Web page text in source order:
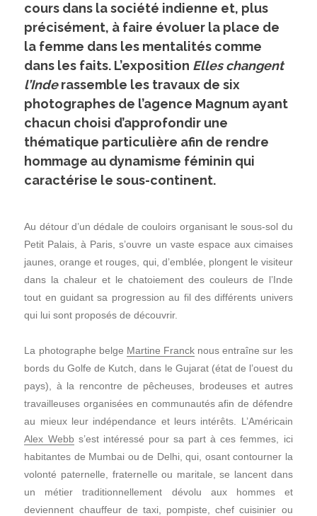
cours dans la société indienne et, plus
précisément, à faire évoluer la place de
la femme dans les mentalités comme
dans les faits. L’exposition Elles changent
l’Inderassemble les travaux de six
photographes de l’agence Magnum ayant
chacun choisi d’approfondir une
thématique particulière afin de rendre
hommage au dynamisme féminin qui
caractérise le sous-continent.
Au détour d’un dédale de couloirs organisant le sous-sol du
Petit Palais, à Paris, s’ouvre un vaste espace aux cimaises
jaunes, orange et rouges, qui, d’emblée, plongent le visiteur
dans la chaleur et le chatoiement des couleurs de l’Inde
tout en guidant sa progression au fil des différents univers
qui lui sont proposés de découvrir.
La photographe belge Martine Franck nous entraîne sur les
bords du Golfe de Kutch, dans le Gujarat (état de l’ouest du
pays), à la rencontre de pêcheuses, brodeuses et autres
travailleuses organisées en communautés afin de défendre
au mieux leur indépendance et leurs intérêts. L’Américain
Alex Webbs’est intéressé pour sa part à ces femmes, ici
habitantes de Mumbai ou de Delhi, qui, osant contourner la
volonté paternelle, fraternelle ou maritale, se lancent dans
un métier traditionnellement dévolu aux hommes et
deviennent chauffeur de taxi, pompiste, chef cuisinier ou